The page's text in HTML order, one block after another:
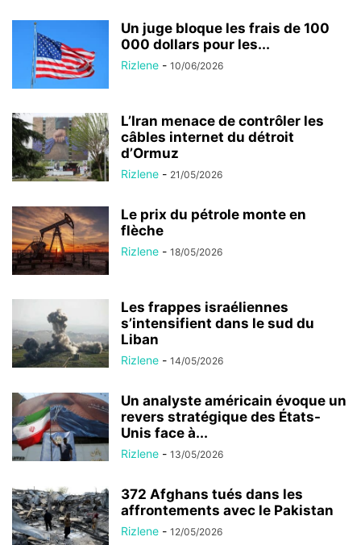
Un juge bloque les frais de 100
000 dollars pour les...
Rizlene - 10/06/2026
L’Iran menace de contrôler les
câbles internet du détroit
d’Ormuz
Rizlene - 21/05/2026
Le prix du pétrole monte en
flèche
Rizlene - 18/05/2026
Les frappes israéliennes
s’intensifient dans le sud du
Liban
Rizlene - 14/05/2026
Un analyste américain évoque un
revers stratégique des États-
Unis face à...
Rizlene - 13/05/2026
372 Afghans tués dans les
affrontements avec le Pakistan
Rizlene - 12/05/2026